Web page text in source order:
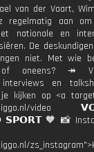
van der Vaart,
regelmatig aan
nationale en
De
niet. Met wie
of oneens? ↠
interviews en
kijken op <a
video
𝗦𝗣𝗢𝗥𝗧 🧡 📸